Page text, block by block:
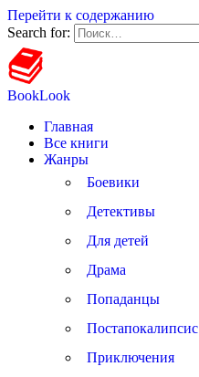
Перейти к содержанию
Search for:
BookLook
Главная
Все книги
Жанры
Боевики
Детективы
Для детей
Драма
Попаданцы
Постапокалипсис
Приключения